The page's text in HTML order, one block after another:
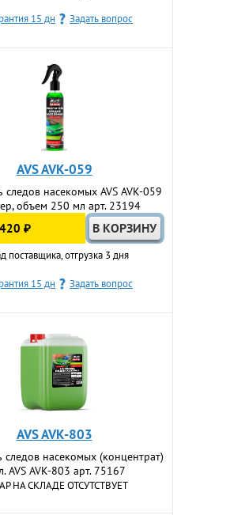
15 дн Задать вопрос
AVS AVK-059
следов насекомых AVS AVK-059
объем 250 мл арт. 23194
420 ₽
поставщика, отгрузка 3 дня
15 дн Задать вопрос
AVS AVK-803
следов насекомых (концентрат)
AVS AVK-803 арт. 75167
НА СКЛАДЕ ОТСУТСТВУЕТ